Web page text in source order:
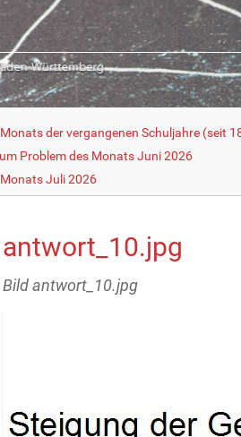
der vergangenen Schuljahre (seit
Problem des Monats Juni 2026
Juli 2026
antwort_10.jpg
Bild antwort_10.jpg